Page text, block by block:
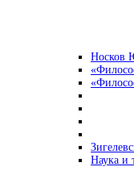
Носков
Наука и